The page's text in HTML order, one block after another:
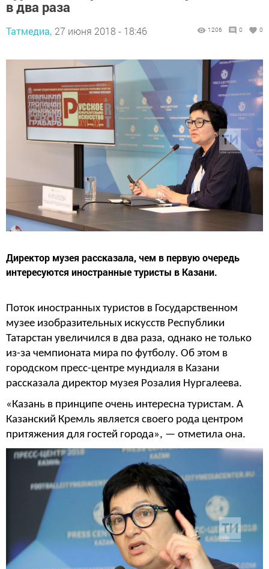
в два раза
Татмедиа, 27 июня 2018 - 18:46 1206 0 0
Директор музея рассказала, чем в первую очередь
интересуются иностранные туристы в Казани.
Поток иностранных туристов в Государственном
музее изобразительных искусств Республики
Татарстан увеличился в два раза, однако не только
из-за чемпионата мира по футболу. Об этом в
городском пресс-центре мундиаля в Казани
рассказала директор музея Розалия Нургалеева.
«Казань в принципе очень интересна туристам. А
Казанский Кремль является своего рода центром
притяжения для гостей города», — отметила она.